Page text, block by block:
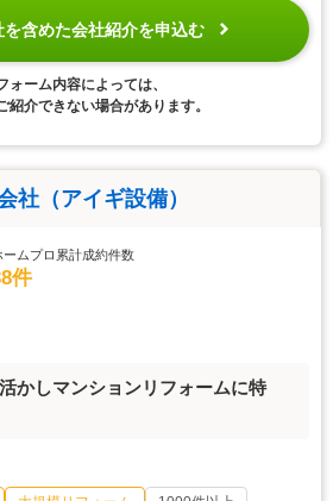
を含めた会社紹介を申込む
ォーム内容によっては、
紹介できない場合があります。
社（アイギ設備）
ームプロ累計成約件数
件
かしマンションリフォームに特